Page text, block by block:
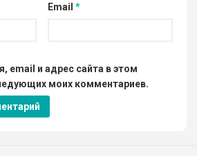
Email *
email и адрес сайта в этом
моих комментариев.